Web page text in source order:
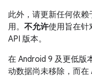
此外，请更新任何依赖
用。 不允许使用旨在针
API 版本。
在 Android 9 及更低版
动数据尚未移除，而